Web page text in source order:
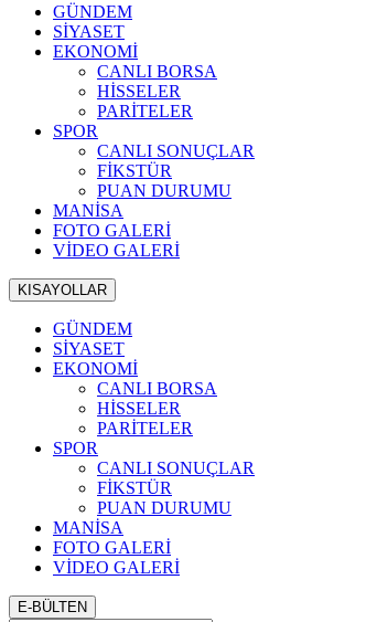
GÜNDEM
SİYASET
EKONOMİ
CANLI BORSA
HİSSELER
PARİTELER
SPOR
CANLI SONUÇLAR
FİKSTÜR
PUAN DURUMU
MANİSA
FOTO GALERİ
VİDEO GALERİ
KISAYOLLAR
GÜNDEM
SİYASET
EKONOMİ
CANLI BORSA
HİSSELER
PARİTELER
SPOR
CANLI SONUÇLAR
FİKSTÜR
PUAN DURUMU
MANİSA
FOTO GALERİ
VİDEO GALERİ
E-BÜLTEN